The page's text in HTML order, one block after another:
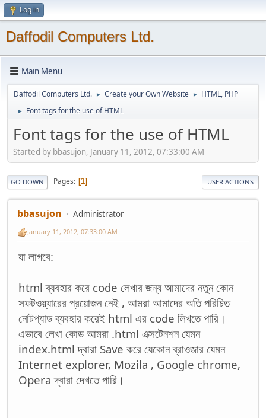
Log in
Daffodil Computers Ltd.
Main Menu
Daffodil Computers Ltd. ► Create your Own Website ► HTML, PHP
► Font tags for the use of HTML
Font tags for the use of HTML
Started by bbasujon, January 11, 2012, 07:33:00 AM
GO DOWN Pages 1 USER ACTIONS
bbasujon Administrator
January 11, 2012, 07:33:00 AM
যা লাগবে:
html ব্যবহার করে code লেখার জন্য আমাদের নতুন কোন
সফটওয়্যারের প্রয়োজন নেই , আমরা আমাদের অতি পরিচিত
নোটপ্যাড ব্যবহার করেই html এর code লিখতে পারি।
এভাবে লেখা কোড আমরা .html এক্সটেনশন যেমন
index.html দ্বারা Save করে যেকোন ব্রাওজার যেমন
Internet explorer, Mozila , Google chrome,
Opera দ্বারা দেখতে পারি।